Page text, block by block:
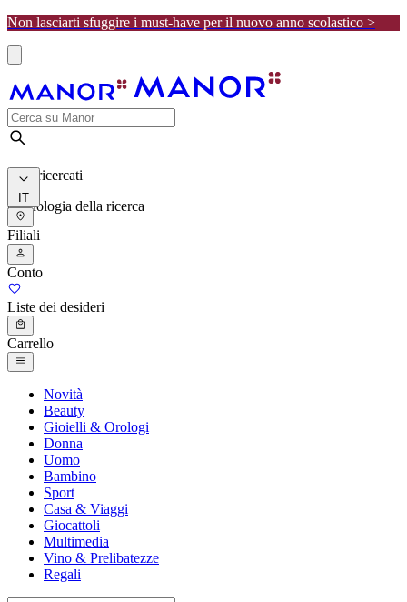
Non lasciarti sfuggire i must-have per il nuovo anno scolastico >
I più ricercati
Cronologia della ricerca
IT
Filiali
Conto
Liste dei desideri
Carrello
Novità
Beauty
Gioielli & Orologi
Donna
Uomo
Bambino
Sport
Casa & Viaggi
Giocattoli
Multimedia
Vino & Prelibatezze
Regali